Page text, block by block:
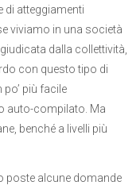
di atteggiamenti
viviamo in una società
dalla collettività,
con questo tipo di
più facile
auto-compilato. Ma
benché a livelli più
poste alcune domande